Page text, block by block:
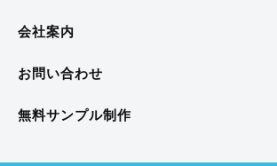
会社案内
お問い合わせ
無料サンプル制作